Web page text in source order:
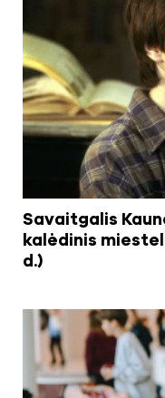
Savaitgalis
kalėdinis
d.)